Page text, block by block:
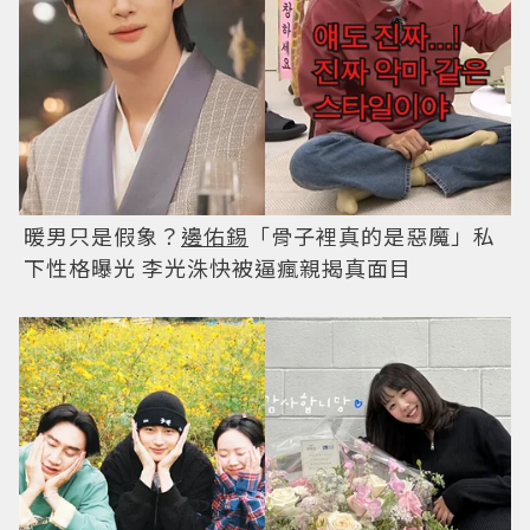
暖男只是假象？ 邊佑錫 「骨子裡真的是惡魔」私
下性格曝光 李光洙快被逼瘋親揭真面目